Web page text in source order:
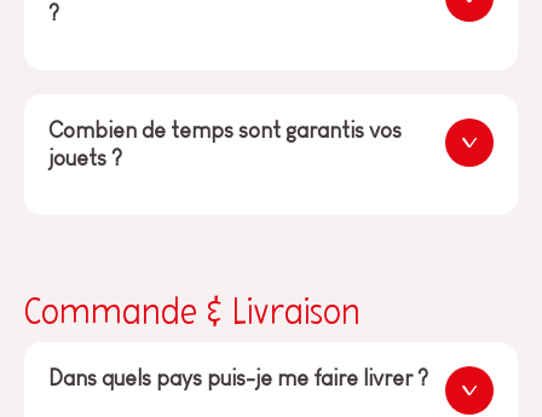
?
Combien de temps sont garantis vos
jouets ?
Commande & Livraison
Dans quels pays puis-je me faire livrer ?